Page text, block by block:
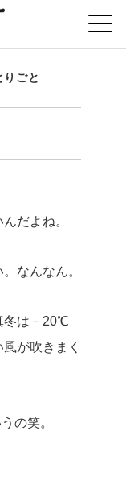
りごと
だよね。
なんなん。
冬は－20℃
が吹きまく
の笑。